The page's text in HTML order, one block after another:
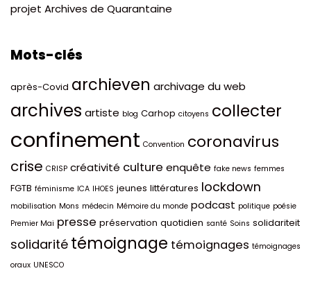
projet Archives de Quarantaine
Mots-clés
après-Covid archieven archivage du web
archives artiste blog Carhop citoyens collecter
confinement Convention coronavirus
crise CRISP créativité culture enquête fake news femmes
FGTB féminisme ICA IHOES jeunes littératures lockdown
mobilisation Mons médecin Mémoire du monde podcast politique poésie
Premier Mai presse préservation quotidien santé Soins solidariteit
solidarité témoignage témoignages témoignages
oraux UNESCO